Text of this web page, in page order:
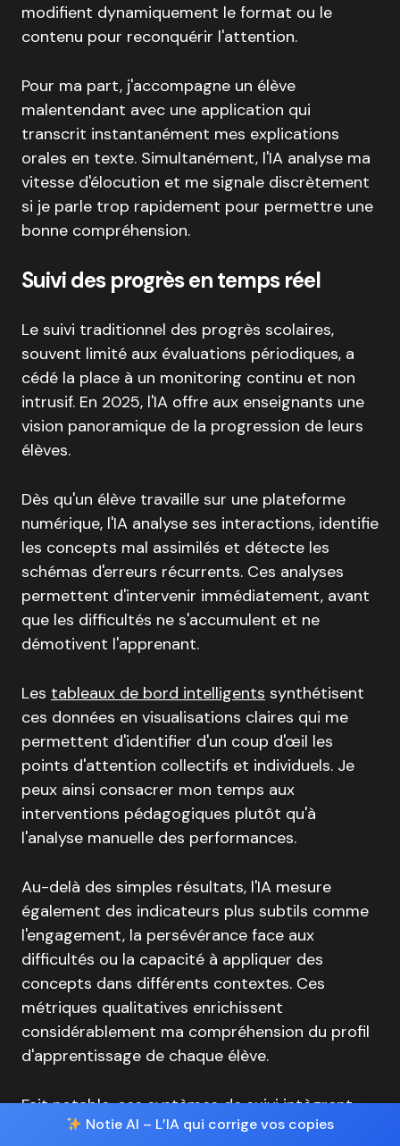
modifient dynamiquement le format ou le
contenu pour reconquérir l'attention.
Pour ma part, j'accompagne un élève
malentendant avec une application qui
transcrit instantanément mes explications
orales en texte. Simultanément, l'IA analyse ma
vitesse d'élocution et me signale discrètement
si je parle trop rapidement pour permettre une
bonne compréhension.
Suivi des progrès en temps réel
Le suivi traditionnel des progrès scolaires,
souvent limité aux évaluations périodiques, a
cédé la place à un monitoring continu et non
intrusif. En 2025, l'IA offre aux enseignants une
vision panoramique de la progression de leurs
élèves.
Dès qu'un élève travaille sur une plateforme
numérique, l'IA analyse ses interactions, identifie
les concepts mal assimilés et détecte les
schémas d'erreurs récurrents. Ces analyses
permettent d'intervenir immédiatement, avant
que les difficultés ne s'accumulent et ne
démotivent l'apprenant.
Les tableaux de bord intelligents synthétisent
ces données en visualisations claires qui me
permettent d'identifier d'un coup d'œil les
points d'attention collectifs et individuels. Je
peux ainsi consacrer mon temps aux
interventions pédagogiques plutôt qu'à
l'analyse manuelle des performances.
Au-delà des simples résultats, l'IA mesure
également des indicateurs plus subtils comme
l'engagement, la persévérance face aux
difficultés ou la capacité à appliquer des
concepts dans différents contextes. Ces
métriques qualitatives enrichissent
considérablement ma compréhension du profil
d'apprentissage de chaque élève.
Fait notable, ces systèmes de suivi intègrent
désormais des modèles prédictifs qui
Notie AI – L’IA qui corrige vos copies